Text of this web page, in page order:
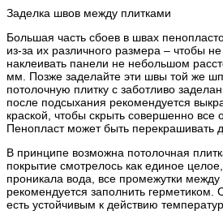
Заделка швов между плитками
Большая часть сбоев в швах
из-за их различного размера – чтобы
наклеивать панели не небольшом
мм. Позже заделайте эти швы той же
потолочную плитку с заботливо
после подсыхания рекомендуется
краской, чтобы скрыть совершенно все
Пенопласт может быть перекрашивать
В принципе возможна потолочная
покрытие смотрелось как единое
проникала вода, все промежутки
рекомендуется заполнить герметиком.
есть устойчивым к действию